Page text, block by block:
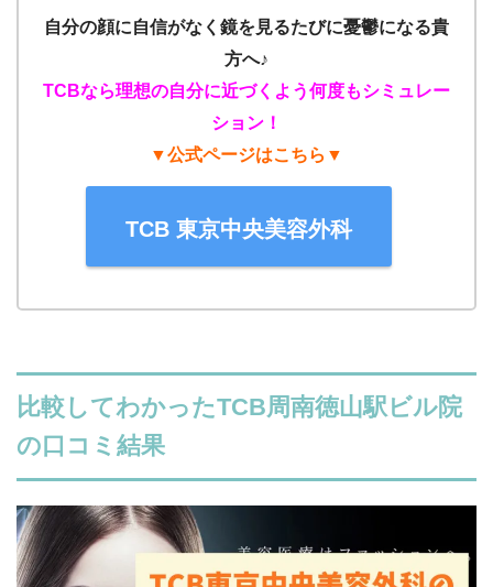
自分の顔に自信がなく鏡を見るたびに憂鬱になる貴
方へ♪
TCBなら理想の自分に近づくよう何度もシミュレー
ション！
▼公式ページはこちら▼
TCB 東京中央美容外科
比較してわかったTCB周南徳山駅ビル院
の口コミ結果